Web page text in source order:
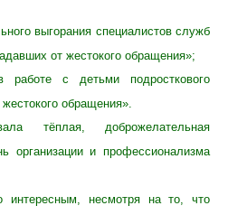
выгорания специалистов служб
от жестокого обращения»;
с детьми подросткового
обращения».
тёплая, доброжелательная
организации и профессионализма
интересным, несмотря на то, что